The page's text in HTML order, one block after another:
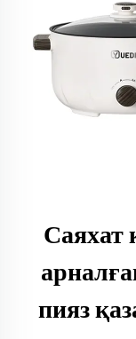
Саяхат
пияз